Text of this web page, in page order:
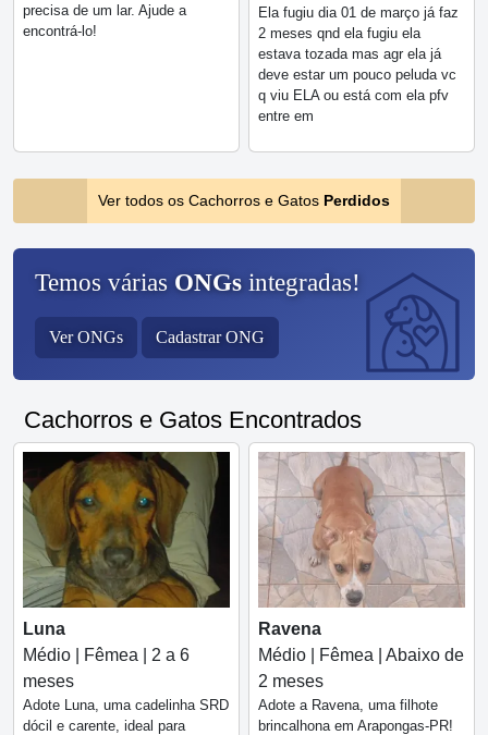
precisa de um lar. Ajude a
encontrá-lo!
Ela fugiu dia 01 de março já faz
2 meses qnd ela fugiu ela
estava tozada mas agr ela já
deve estar um pouco peluda vc
q viu ELA ou está com ela pfv
entre em
Ver todos os Cachorros e Gatos Perdidos
Temos várias ONGs integradas!
Ver ONGs Cadastrar ONG
Cachorros e Gatos Encontrados
Luna
Médio | Fêmea | 2 a 6
meses
Adote Luna, uma cadelinha SRD
dócil e carente, ideal para
Ravena
Médio | Fêmea | Abaixo de
2 meses
Adote a Ravena, uma filhote
brincalhona em Arapongas-PR!